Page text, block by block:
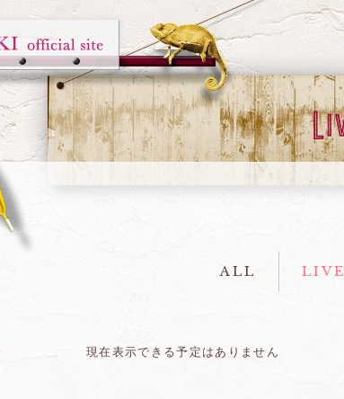
ALL LIVE
現在表示できる予定はありません